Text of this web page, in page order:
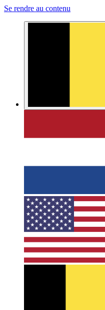
Se rendre au contenu